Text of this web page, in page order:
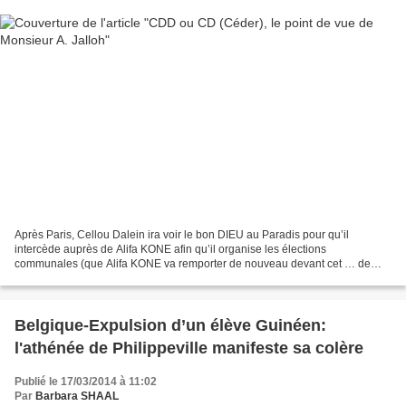
Après Paris, Cellou Dalein ira voir le bon DIEU au Paradis pour qu’il
intercède auprès de Alifa KONE afin qu’il organise les élections
communales (que Alifa KONE va remporter de nouveau devant cet … de
Belgique-Expulsion d’un élève Guinéen:
l'athénée de Philippeville manifeste sa colère
Publié le 17/03/2014 à 11:02
Par Barbara SHAAL